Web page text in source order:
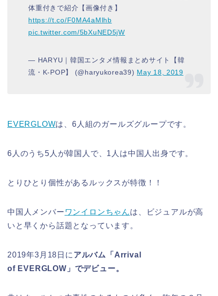
体重付きで紹介【画像付き】
https://t.co/F0MA4aMlhb
pic.twitter.com/5bXuNED5jW
— HARYU｜韓国エンタメ情報まとめサイト【韓
流・K-POP】 (@haryukorea39) May 18, 2019
EVERGLOWは、6人組のガールズグループです。
6人のうち5人が韓国人で、1人は中国人出身です。
とりひとり個性があるルックスが特徴！！
中国人メンバー ワンイロンちゃんは、ビジュアルが高
いと早くから話題となっています。
2019年3月18日に アルバム「Arrival
of EVERGLOW」でデビュー。